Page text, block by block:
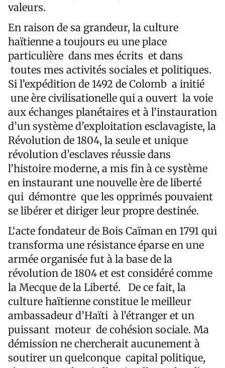
valeurs.
En raison de sa grandeur, la culture
haïtienne a toujours eu une place
particulière dans mes écrits et dans
toutes mes activités sociales et politiques.
Si l’expédition de 1492 de Colomb a initié
une ère civilisationelle qui a ouvert la voie
aux échanges planétaires et à l’instauration
d’un système d’exploitation esclavagiste, la
Révolution de 1804, la seule et unique
révolution d’esclaves réussie dans
l’histoire moderne, a mis fin à ce système
en instaurant une nouvelle ère de liberté
qui démontre que les opprimés pouvaient
se libérer et diriger leur propre destinée.
L‘acte fondateur de Bois Caïman en 1791 qui
transforma une résistance éparse en une
armée organisée fut à la base de la
révolution de 1804 et est considéré comme
la Mecque de la Liberté. De ce fait, la
culture haïtienne constitue le meilleur
ambassadeur d’Haïti à l’étranger et un
puissant moteur de cohésion sociale. Ma
démission ne chercherait aucunement à
soutirer un quelconque capital politique,